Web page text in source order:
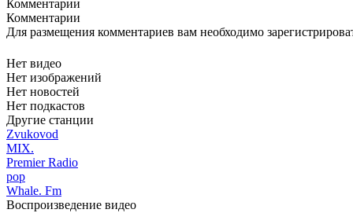
Комментарии
Комментарии
Для размещения комментариев вам необходимо
Нет видео
Нет изображений
Нет новостей
Нет подкастов
Другие станции
Zvukovod
MIX.
Premier Radio
pop
Whale. Fm
Воспроизведение видео